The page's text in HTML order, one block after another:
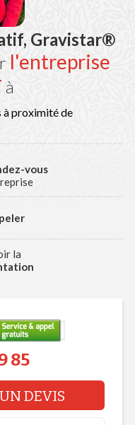
Gravistar®
l'entreprise
à
à proximité de
vous
la
85
DEVIS